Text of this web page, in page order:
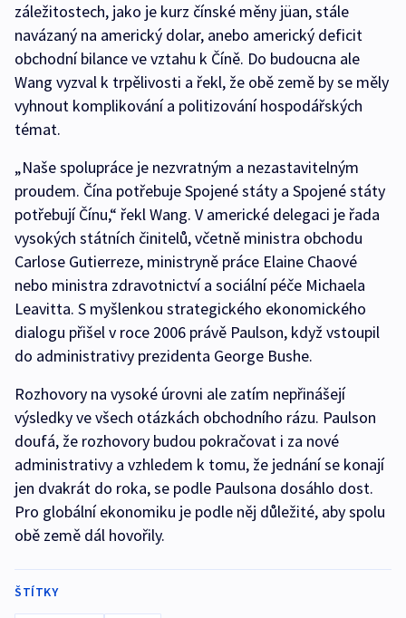
záležitostech, jako je kurz čínské měny jüan, stále
navázaný na americký dolar, anebo americký deficit
obchodní bilance ve vztahu k Číně. Do budoucna ale
Wang vyzval k trpělivosti a řekl, že obě země by se měly
vyhnout komplikování a politizování hospodářských
témat.
„Naše spolupráce je nezvratným a nezastavitelným
proudem. Čína potřebuje Spojené státy a Spojené státy
potřebují Čínu,“ řekl Wang. V americké delegaci je řada
vysokých státních činitelů, včetně ministra obchodu
Carlose Gutierreze, ministryně práce Elaine Chaové
nebo ministra zdravotnictví a sociální péče Michaela
Leavitta. S myšlenkou strategického ekonomického
dialogu přišel v roce 2006 právě Paulson, když vstoupil
do administrativy prezidenta George Bushe.
Rozhovory na vysoké úrovni ale zatím nepřinášejí
výsledky ve všech otázkách obchodního rázu. Paulson
doufá, že rozhovory budou pokračovat i za nové
administrativy a vzhledem k tomu, že jednání se konají
jen dvakrát do roka, se podle Paulsona dosáhlo dost.
Pro globální ekonomiku je podle něj důležité, aby spolu
obě země dál hovořily.
ŠTÍTKY